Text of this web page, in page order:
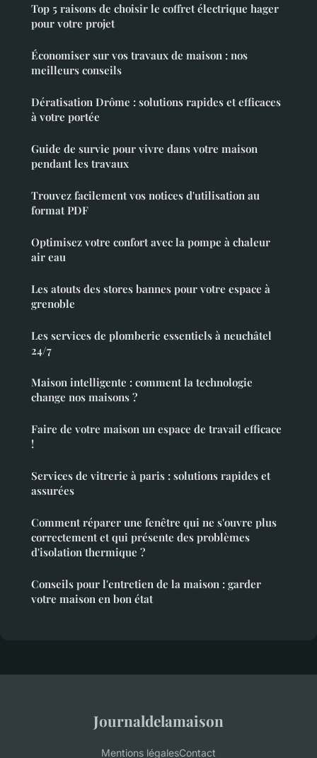
Top 5 raisons de choisir le coffret électrique hager
pour votre projet
Économiser sur vos travaux de maison : nos
meilleurs conseils
Dératisation Drôme : solutions rapides et efficaces
à votre portée
Guide de survie pour vivre dans votre maison
pendant les travaux
Trouvez facilement vos notices d'utilisation au
format PDF
Optimisez votre confort avec la pompe à chaleur
air eau
Les atouts des stores bannes pour votre espace à
grenoble
Les services de plomberie essentiels à neuchâtel
24/7
Maison intelligente : comment la technologie
change nos maisons ?
Faire de votre maison un espace de travail efficace
!
Services de vitrerie à paris : solutions rapides et
assurées
Comment réparer une fenêtre qui ne s'ouvre plus
correctement et qui présente des problèmes
d'isolation thermique ?
Conseils pour l'entretien de la maison : garder
votre maison en bon état
Journaldelamaison
Mentions légalesContact